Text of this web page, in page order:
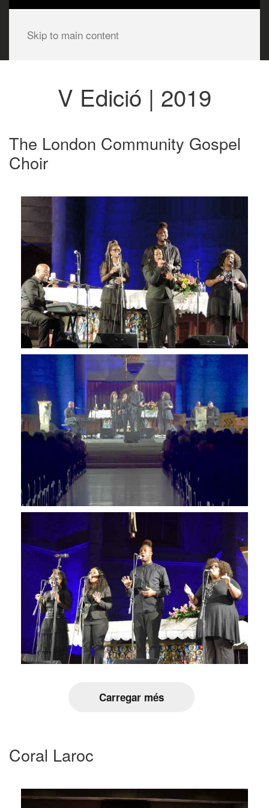
Skip to main content
V Edició | 2019
The London Community Gospel
Choir
Carregar més
Coral Laroc